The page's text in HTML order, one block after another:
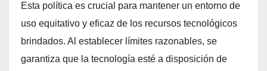
Esta política es crucial para mantener un entorno de
uso equitativo y eficaz de los recursos tecnológicos
brindados. Al establecer límites razonables, se
garantiza que la tecnología esté a disposición de